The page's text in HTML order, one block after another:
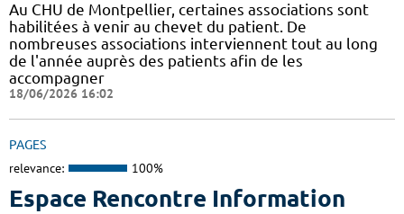
Au CHU de Montpellier, certaines associations sont
habilitées à venir au chevet du patient. De
nombreuses associations interviennent tout au long
de l'année auprès des patients afin de les
accompagner
18/06/2026 16:02
PAGES
relevance: 100%
Espace Rencontre Information